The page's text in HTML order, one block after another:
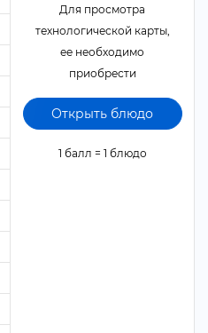
Для просмотра
технологической карты,
ее необходимо
приобрести
Открыть блюдо
1 балл = 1 блюдо